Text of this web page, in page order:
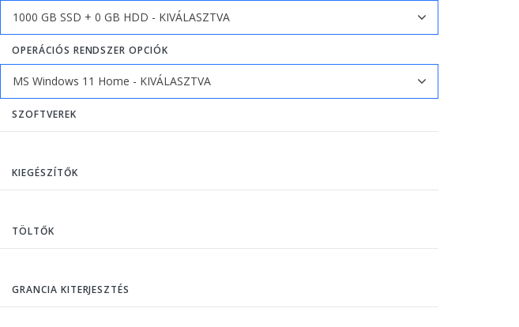
OPERÁCIÓS RENDSZER OPCIÓK
SZOFTVEREK
KIEGÉSZÍTŐK
TÖLTŐK
GRANCIA KITERJESZTÉS